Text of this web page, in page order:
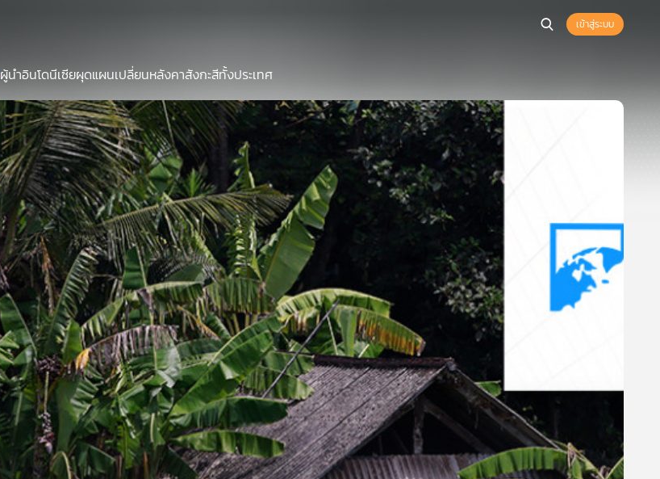
เข้าสู่ระบบ
ผู้นำอินโดนีเซียผุดแผนเปลี่ยนหลังคาสังกะสีทั้งประเทศ